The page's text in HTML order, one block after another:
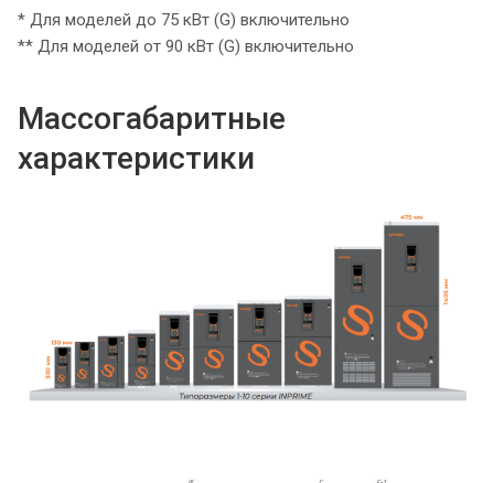
* Для моделей до 75 кВт (G) включительно
** Для моделей от 90 кВт (G) включительно
Массогабаритные
характеристики